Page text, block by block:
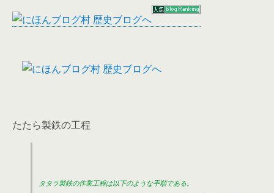
たたら製鉄の工程
タタラ製鉄の作業工程は以下のような手順である。